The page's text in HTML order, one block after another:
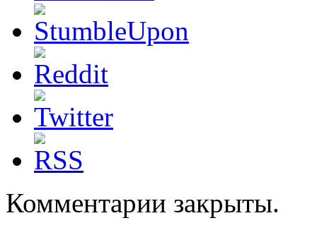
Комментарии закрыты.